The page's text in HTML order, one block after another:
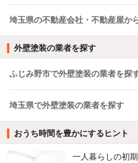
埼玉県の不動産会社・不動産屋か
外壁塗装の業者を探す
ふじみ野市で外壁塗装の業者を探
埼玉県で外壁塗装の業者を探す
おうち時間を豊かにするヒント
一人暮らしの初